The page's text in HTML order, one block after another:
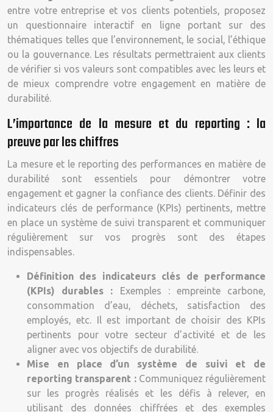
entre votre entreprise et vos clients potentiels, proposez
un questionnaire interactif en ligne portant sur des
thématiques telles que l’environnement, le social, l’éthique
ou la gouvernance. Les résultats permettraient aux clients
de vérifier si vos valeurs sont compatibles avec les leurs et
de mieux comprendre votre engagement en matière de
durabilité.
L’importance de la mesure et du reporting : la
preuve par les chiffres
La mesure et le reporting des performances en matière de
durabilité sont essentiels pour démontrer votre
engagement et gagner la confiance des clients. Définir des
indicateurs clés de performance (KPIs) pertinents, mettre
en place un système de suivi transparent et communiquer
régulièrement sur vos progrès sont des étapes
indispensables.
Définition des indicateurs clés de performance
(KPIs) durables : Exemples : empreinte carbone,
consommation d’eau, déchets, satisfaction des
employés, etc. Il est important de choisir des KPIs
pertinents pour votre secteur d’activité et de les
aligner avec vos objectifs de durabilité.
Mise en place d’un système de suivi et de
reporting transparent : Communiquez régulièrement
sur les progrès réalisés et les défis à relever, en
utilisant des données chiffrées et des exemples